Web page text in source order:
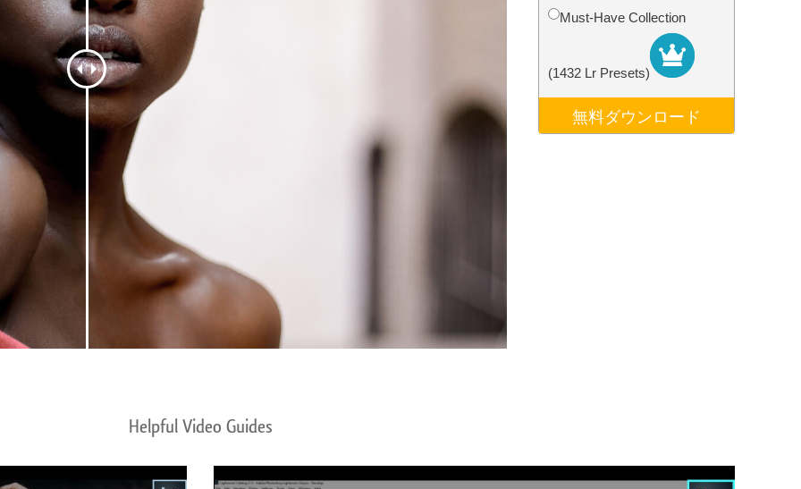
ッチ製品内容 ジュエリーレタッチ製品
内容
Video Editing ServicesMust-Have Collection
(1432 Lr Presets)
無料ダウンロード
Helpful Video Guides